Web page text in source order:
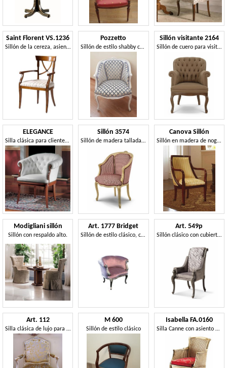
Saint Florent VS.1236
Sillón de la cereza, asiento tapizado, cubierta de tejidos diferentes, para los comedores de estilo clásico
Pozzetto
Sillón de estilo shabby chic
Sillón visitante 2164
Sillón de cuero para visitantes de la oficina
ELEGANCE
Silla clásica para clientes de oficina
Sillón 3574
Sillón de madera tallada, estilo clásico.
Canova Sillón
Sillón en madera de nogal, tapizado, hoteles clásicos
Modigliani sillón
Sillón con respaldo alto.
Art. 1777 Bridget
Sillón de estilo clásico, con acolchado de terciopelo
Art. 549p
Sillón clásico con cubierta de tela de damasco
Art. 112
Silla clásica de lujo para el hogar, estilo Luis XV
M 600
Sillón de estilo clásico
Isabella FA.0160
Silla Canne con asiento acolchado, ideal para salas de estar de estilo clásico y lujoso